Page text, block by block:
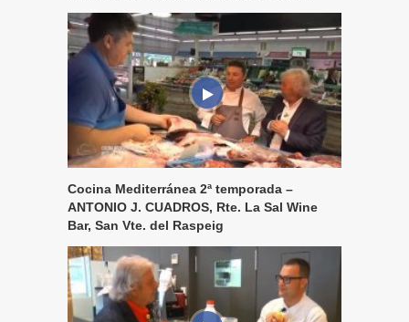
Cocina Mediterránea 2ª temporada –
ANTONIO J. CUADROS, Rte. La Sal Wine
Bar, San Vte. del Raspeig